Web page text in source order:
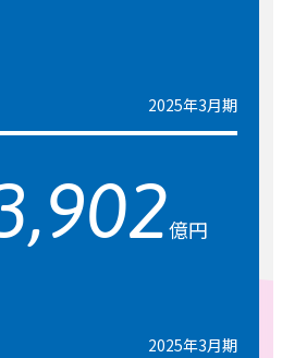
2025年3月期
億円
2025年3月期